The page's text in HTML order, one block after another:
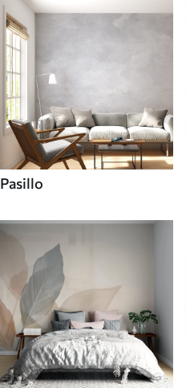
Pasillo